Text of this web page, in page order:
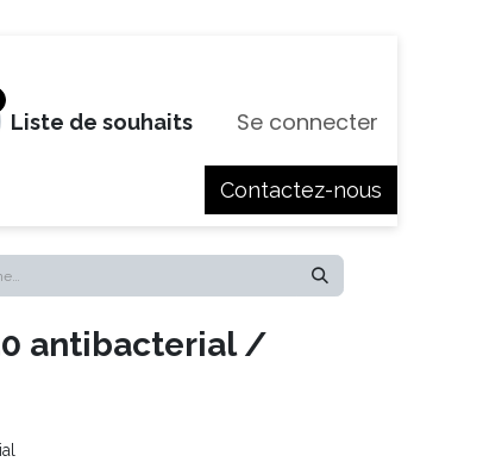
Liste de souhaits Se connecter
Contactez-nous
antibacterial /